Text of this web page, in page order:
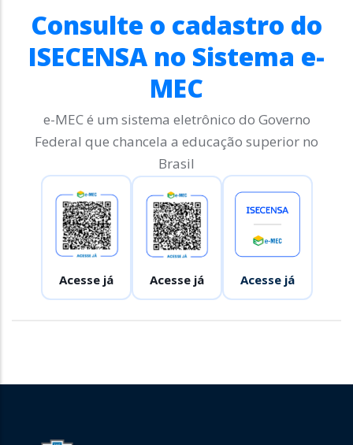
Consulte o cadastro do
ISECENSA no Sistema e-
MEC
e-MEC é um sistema eletrônico do Governo
Federal que chancela a educação superior no
Brasil
Acesse já Acesse já Acesse já